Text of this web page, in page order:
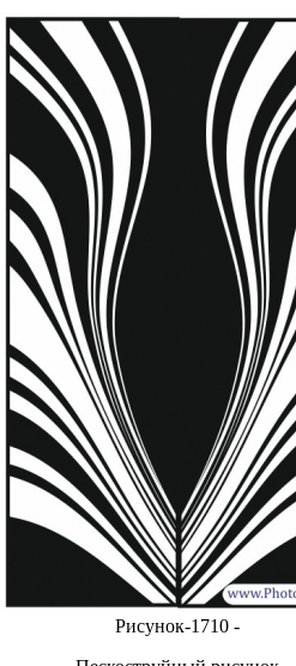
Рисунок-1710 -